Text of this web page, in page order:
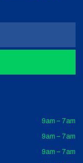
9am – 7am
9am – 7am
9am – 7am